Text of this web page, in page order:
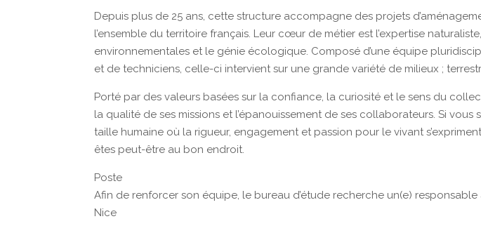
Depuis plus de 25 ans, cette structure accompagne des projets
l’ensemble du territoire français. Leur cœur de métier est l’expertise
environnementales et le génie écologique. Composé d’une équipe
et de techniciens, celle-ci intervient sur une grande variété de milieux ;
Porté par des valeurs basées sur la confiance, la curiosité et le sens du
la qualité de ses missions et l’épanouissement de ses collaborateurs. Si
taille humaine où la rigueur, engagement et passion pour le vivant
êtes peut-être au bon endroit.
Poste
Afin de renforcer son équipe, le bureau d’étude recherche un(e)
Nice